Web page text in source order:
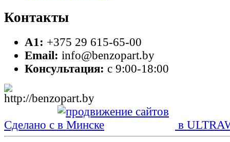
Контакты
A1: +375 29 615-65-00
Email: info@benzopart.by
Консультация: с 9:00-18:00
Сделано с в